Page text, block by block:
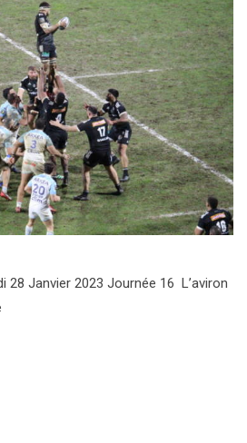
28 Janvier 2023 Journée 16 L’aviron